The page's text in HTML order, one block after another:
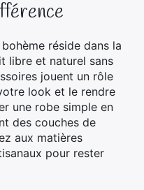
bohème réside dans la
libre et naturel sans
jouent un rôle
look et le rendre
une robe simple en
des couches de
aux matières
pour rester